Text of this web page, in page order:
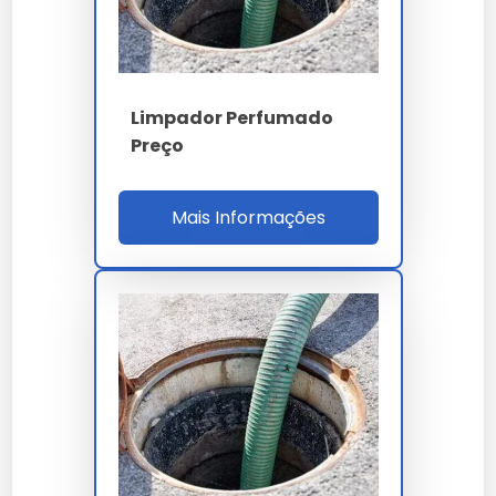
50 ml de álcool
10 gotas de óleo essencial de sua preferência
Misture todos os ingredientes em um recipiente.
Agite bem antes de usar.
Armazene em um frasco com borrifador para
fácil aplicação.
Melhores Limpadores
Perfumados do Mercado
Avaliação dos Principais
Produtos
Entre os destaques estão o limpador perfumado Uau,
Limpador Perfumado
Preço
Mais Informações